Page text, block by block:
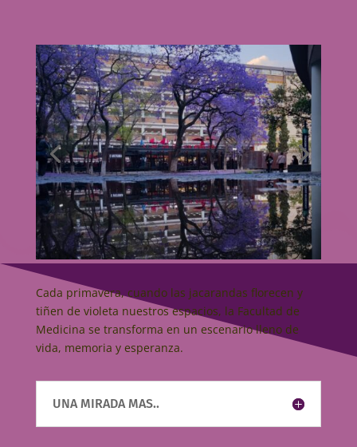
Cada primavera, cuando las jacarandas florecen y
tiñen de violeta nuestros espacios, la Facultad de
Medicina se transforma en un escenario lleno de
vida, memoria y esperanza.
UNA MIRADA MAS..